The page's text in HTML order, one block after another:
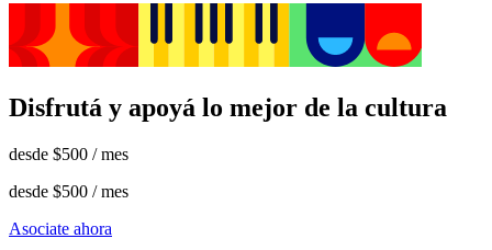
Disfrutá y apoyá lo mejor de la cultura
desde $500 / mes
desde $500 / mes
Asociate ahora